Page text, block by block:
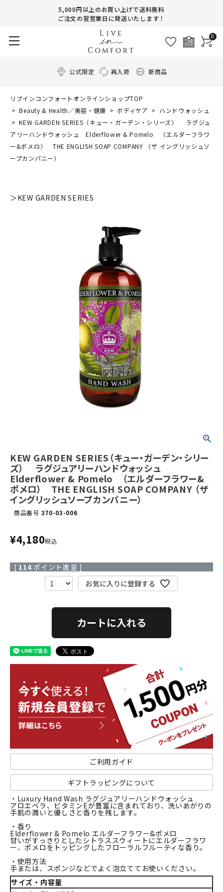
5,000円以上のお買い上げで送料無料
ご注文の翌営業日に発送いたします！
0
公式限定 再入荷 新商品
リブインコンフォートオンラインショップTOP
Beauty & Health／美容・健康
ボディケア
ハンドウォッシュ
KEW GARDEN SERIES（キュー・ガーデン・シリーズ） ラグジュ
アリーハンドウォッシュ Elderflower & Pomelo （エルダーフラワ
ー&ポメロ） THE ENGLISH SOAP COMPANY （ザ イングリッシュソ
ープカンパニー）
＞KEW GARDEN SERIES
KEW GARDEN SERIES（キュー・ガーデン・シリー
ズ） ラグジュアリーハンドウォッシュ
Elderflower & Pomelo （エルダーフラワー&
ポメロ） THE ENGLISH SOAP COMPANY （ザ
イングリッシュソープカンパニー）
商品番号 370-03-006
¥4,180税込
[ 114ポイント進呈 ]
お気に入りに登録する
カートに入れる
ご利用ガイド
ギフトラッピングについて
・Luxury Hand Wash ラグジュアリーハンドウォッシュ
アロエベラ、ビタミンEが豊富に含まれており、洗いあがりの
手肌の潤いと優しさと香りを残します。
・香り
Elderflower & Pomelo エルダーフラワー&ポメロ
甘いがすっきりとしたシトラススウィートにエルダーフラワ
ー、ポメロをトッピングしたフローラルフルーティな香り。
・使用方法
手または、スポンジなどでよく泡立ててお使いください。
サイズ・内容量